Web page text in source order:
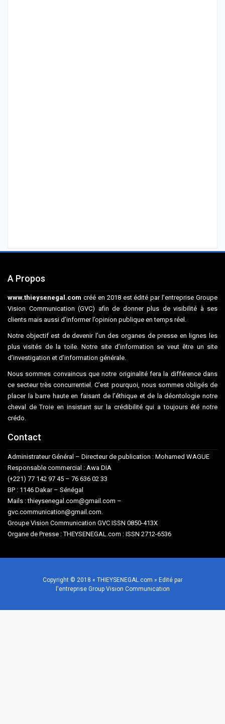
A Propos
www.thieysenegal.com créé en 2018 est édité par l’entreprise Groupe
Vision Communication (GVC) afin de donner plus de visibilité à ses
clients mais aussi d’informer l’opinion publique en temps réel.
Notre objectif est de devenir l’un des organes de presse en lignes les
plus visités de la toile. Notre site d’information se veut être un site
d’investigation et d’information générale.
Nous sommes convaincus que notre originalité fera la différence dans
ce secteur très concurrentiel. C’est pourquoi, nous sommes obligés de
placer la barre haute en faisant de l’éthique et de la déontologie notre
cheval de Troie en insistant sur la crédibilité qui a toujours été notre
crédo.
Contact
Administrateur Général – Directeur de publication : Mohamed WAGUE
Responsable commercial : Awa DIA
(+221) 77 142 97 45 – 76 636 02 33
BP : 1146 Dakar – Sénégal
Mails : thieysenegal.com@gmail.com –
gvc.communication@gmail.com.
Groupe Vision Communication GVC ISSN 0850-413X
Organe de Presse : THEYSENEGAL.com : ISSN 2712-6536
Copyright © 2018 « THIEYSENEGAL.com » Edité par
l'entreprise Group Vision Communication